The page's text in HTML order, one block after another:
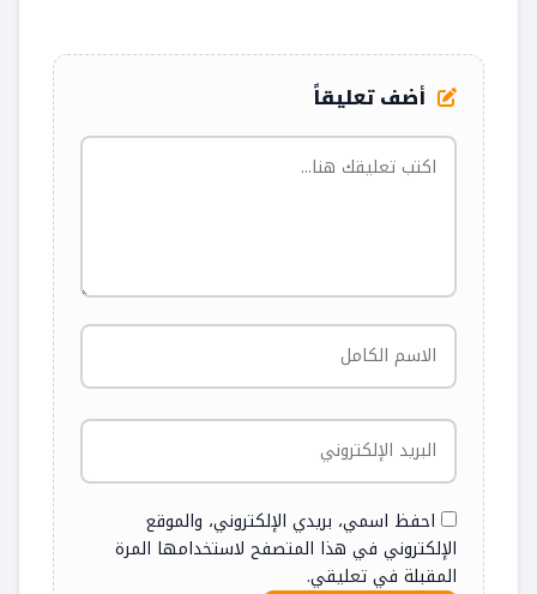
أضف تعليقاً
احفظ اسمي، بريدي الإلكتروني، والموقع
الإلكتروني في هذا المتصفح لاستخدامها المرة
المقبلة في تعليقي.